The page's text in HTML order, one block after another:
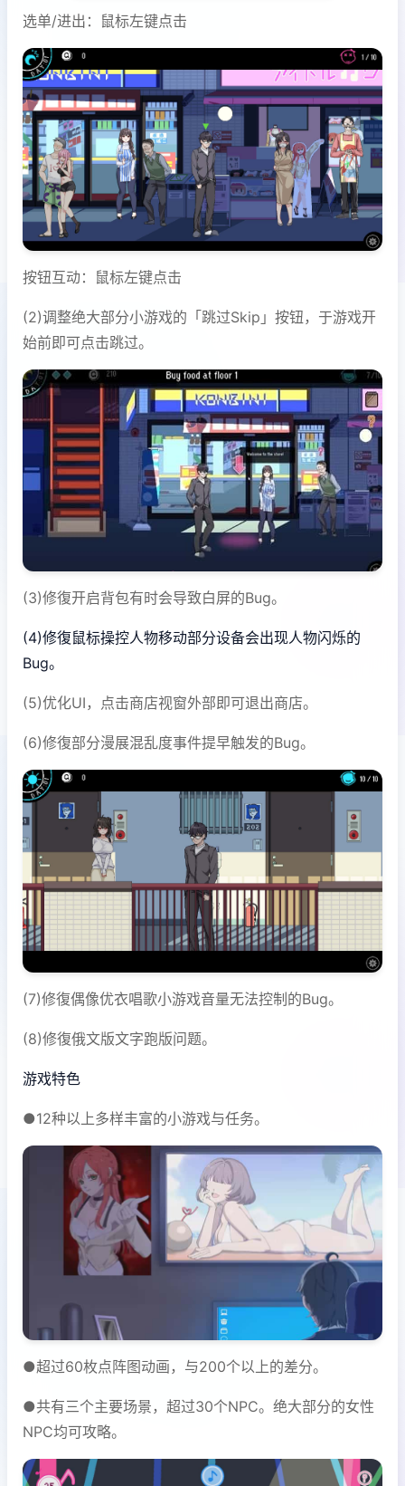
选单/进出：鼠标左键点击
按钮互动：鼠标左键点击
(2)调整绝大部分小游戏的「跳过Skip」按钮，于游戏开
始前即可点击跳过。
(3)修復开启背包有时会导致白屏的Bug。
(4)修復鼠标操控人物移动部分设备会出现人物闪烁的
Bug。
(5)优化UI，点击商店视窗外部即可退出商店。
(6)修復部分漫展混乱度事件提早触发的Bug。
(7)修復偶像优衣唱歌小游戏音量无法控制的Bug。
(8)修復俄文版文字跑版问题。
游戏特色
●12种以上多样丰富的小游戏与任务。
●超过60枚点阵图动画，与200个以上的差分。
●共有三个主要场景，超过30个NPC。绝大部分的女性
NPC均可攻略。